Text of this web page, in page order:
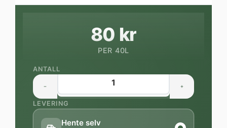
80 kr
PER 40L
ANTALL
LEVERING
Hente selv